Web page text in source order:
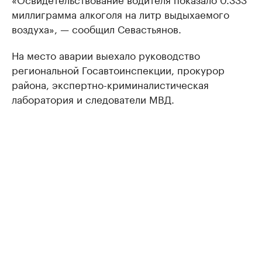
миллиграмма алкоголя на литр выдыхаемого
воздуха», — сообщил Севастьянов.
На место аварии выехало руководство
региональной Госавтоинспекции, прокурор
района, экспертно-криминалистическая
лаборатория и следователи МВД.